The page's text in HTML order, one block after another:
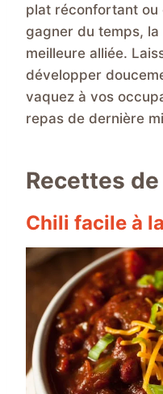
plat réconfortant ou
gagner du temps,
meilleure alliée.
développer
vaquez à vos
repas de dernière
Recettes
Chili facile à